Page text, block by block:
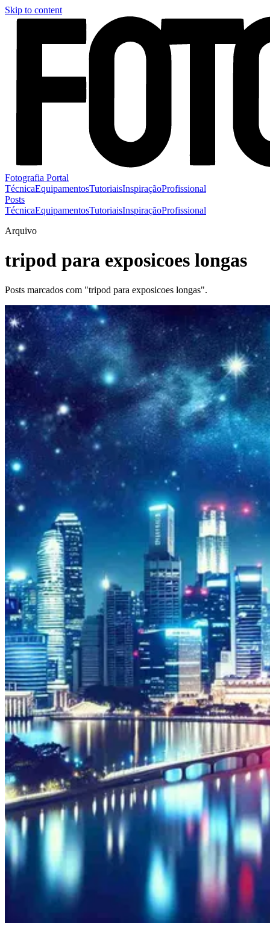
Skip to content
Fotografia Portal
TécnicaEquipamentosTutoriaisInspiraçãoProfissional
Posts
TécnicaEquipamentosTutoriaisInspiraçãoProfissional
Arquivo
tripod para exposicoes longas
Posts marcados com "tripod para exposicoes longas".